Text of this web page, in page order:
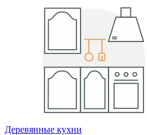
Деревянные кухни